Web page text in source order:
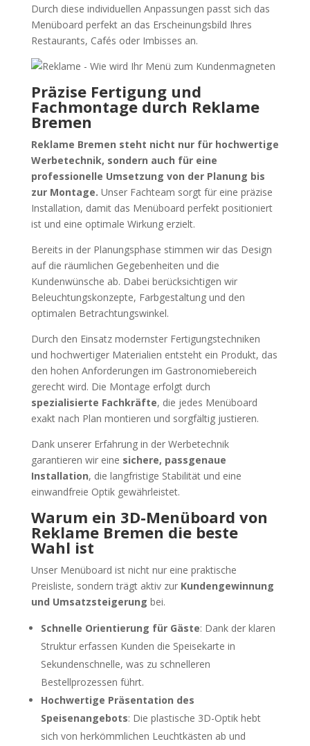
Durch diese individuellen Anpassungen passt sich das
Menüboard perfekt an das Erscheinungsbild Ihres
Restaurants, Cafés oder Imbisses an.
Präzise Fertigung und
Fachmontage durch Reklame
Bremen
Reklame Bremen steht nicht nur für hochwertige
Werbetechnik, sondern auch für eine
professionelle Umsetzung von der Planung bis
zur Montage. Unser Fachteam sorgt für eine präzise
Installation, damit das Menüboard perfekt positioniert
ist und eine optimale Wirkung erzielt.
Bereits in der Planungsphase stimmen wir das Design
auf die räumlichen Gegebenheiten und die
Kundenwünsche ab. Dabei berücksichtigen wir
Beleuchtungskonzepte, Farbgestaltung und den
optimalen Betrachtungswinkel.
Durch den Einsatz modernster Fertigungstechniken
und hochwertiger Materialien entsteht ein Produkt, das
den hohen Anforderungen im Gastronomiebereich
gerecht wird. Die Montage erfolgt durch
spezialisierte Fachkräfte, die jedes Menüboard
exakt nach Plan montieren und sorgfältig justieren.
Dank unserer Erfahrung in der Werbetechnik
garantieren wir eine sichere, passgenaue
Installation, die langfristige Stabilität und eine
einwandfreie Optik gewährleistet.
Warum ein 3D-Menüboard von
Reklame Bremen die beste
Wahl ist
Unser Menüboard ist nicht nur eine praktische
Preisliste, sondern trägt aktiv zur Kundengewinnung
und Umsatzsteigerung bei.
Schnelle Orientierung für Gäste: Dank der klaren
Struktur erfassen Kunden die Speisekarte in
Sekundenschnelle, was zu schnelleren
Bestellprozessen führt.
Hochwertige Präsentation des
Speisenangebots: Die plastische 3D-Optik hebt
sich von herkömmlichen Leuchtkästen ab und